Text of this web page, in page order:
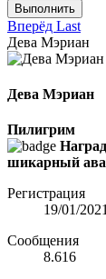
Выполнить
Вперёд Last
Дева Мэриан
Дева Мэриан
Пилигрим
шикарный
Регистрация
19/01/2021
Сообщения
8.616